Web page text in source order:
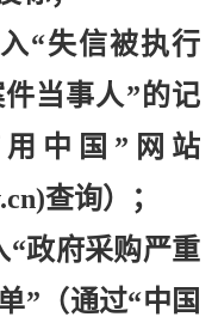
“失信被执行
当事人”的记
中国”网站
查询）；
“政府采购严重
”（通过“中国